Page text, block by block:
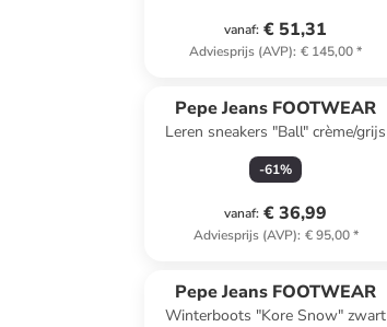
vanaf: € 51,31
Adviesprijs (AVP): € 145,00*
Pepe Jeans FOOTWEAR
Leren sneakers "Ball" crème/grijs
-61%
vanaf: € 36,99
Adviesprijs (AVP): € 95,00*
Pepe Jeans FOOTWEAR
Winterboots "Kore Snow" zwart